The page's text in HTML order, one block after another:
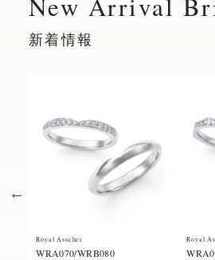
新着情報
Royal Asscher
WRA070/WRB080
Royal